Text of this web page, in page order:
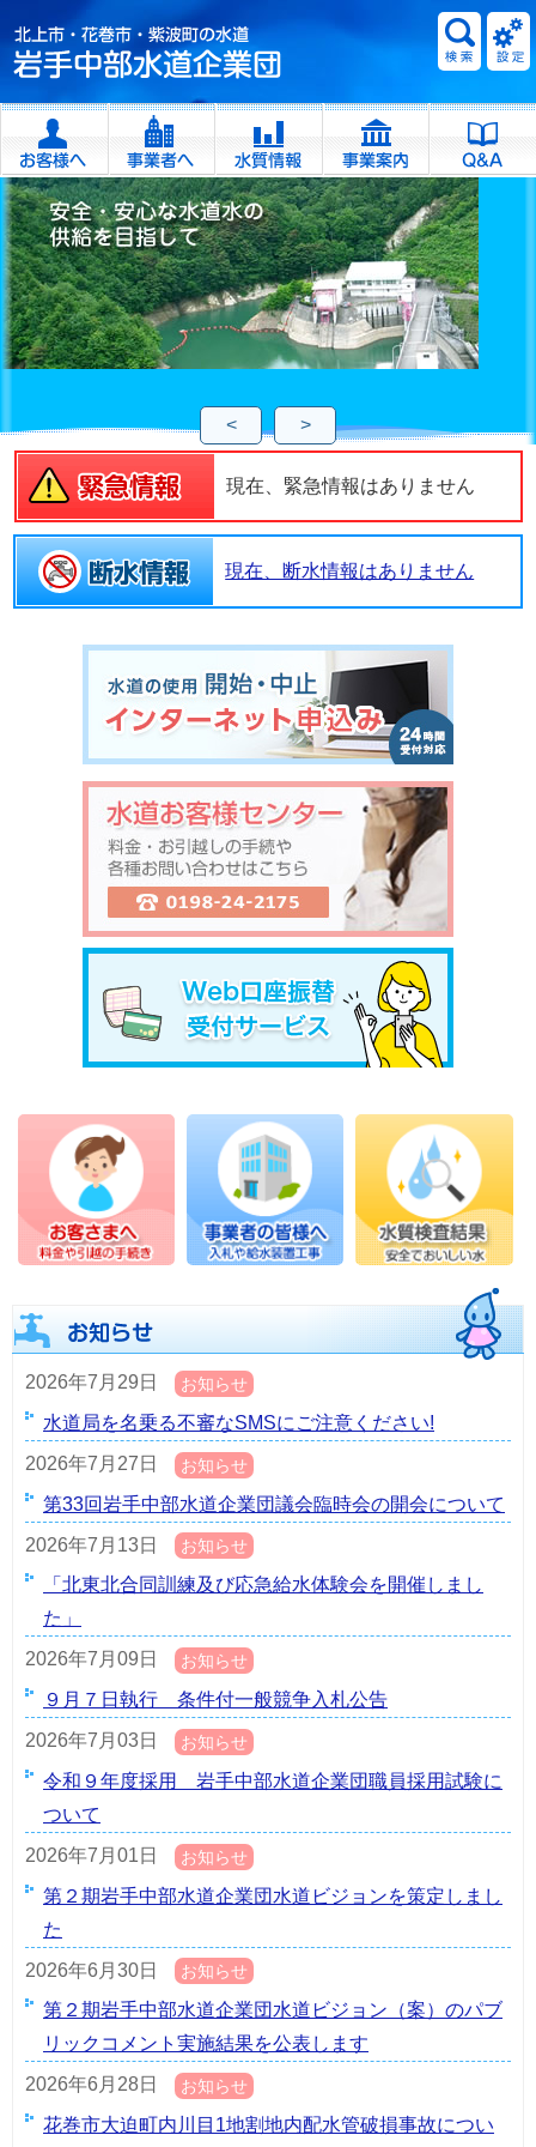
< >
現在、緊急情報はありません
現在、断水情報はありません
2026年7月29日 お知らせ
水道局を名乗る不審なSMSにご注意ください!
2026年7月27日
お知らせ
第33回岩手中部水道企業団議会臨時会の開会について
2026年7月13日
お知らせ
「北東北合同訓練及び応急給水体験会を開催しまし
た」
2026年7月09日
お知らせ
９月７日執行 条件付一般競争入札公告
2026年7月03日
お知らせ
令和９年度採用 岩手中部水道企業団職員採用試験に
ついて
2026年7月01日
お知らせ
第２期岩手中部水道企業団水道ビジョンを策定しまし
た
2026年6月30日
お知らせ
第２期岩手中部水道企業団水道ビジョン（案）のパブ
リックコメント実施結果を公表します
2026年6月28日
お知らせ
花巻市大迫町内川目1地割地内配水管破損事故につい